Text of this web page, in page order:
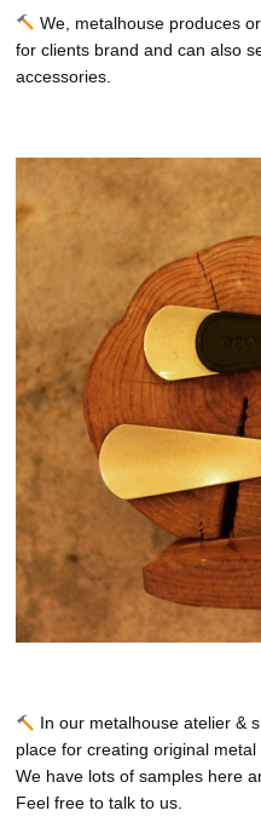
We, metalhouse produces
for clients brand and can also
accessories.
In our metalhouse atelier &
place for creating original
We have lots of samples here
Feel free to talk to us.